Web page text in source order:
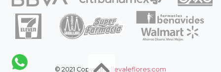
© 2021 Copyright: llevaleflores.com